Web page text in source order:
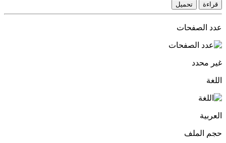
قراءة تحميل
عدد الصفحات
غير محدد
اللغة
العربية
حجم الملف